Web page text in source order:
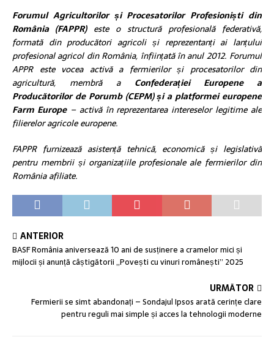
Forumul Agricultorilor și Procesatorilor Profesioniști din
România (FAPPR)este o structură profesională federativă,
formată din producători agricoli și reprezentanți ai lanțului
profesional agricol din România, înființată în anul 2012. Forumul
APPR este vocea activă a fermierilor și procesatorilor din
agricultură, membră a Confederației Europene a
Producătorilor de Porumb (CEPM) și a platformei europene
Farm Europe– activă în reprezentarea intereselor legitime ale
filierelor agricole europene.
FAPPR furnizează asistență tehnică, economică și legislativă
pentru membrii și organizațiile profesionale ale fermierilor din
România afiliate.
ANTERIOR
BASF România aniversează 10 ani de susținere a cramelor mici și
mijlocii și anunță câștigătorii „Povești cu vinuri românești” 2025
URMĂTOR
Fermierii se simt abandonați – Sondajul Ipsos arată cerințe clare
pentru reguli mai simple și acces la tehnologii moderne